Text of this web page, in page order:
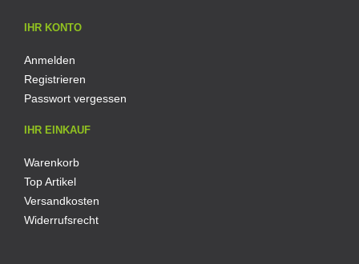
IHR KONTO
Anmelden
Registrieren
Passwort vergessen
IHR EINKAUF
Warenkorb
Top Artikel
Versandkosten
Widerrufsrecht